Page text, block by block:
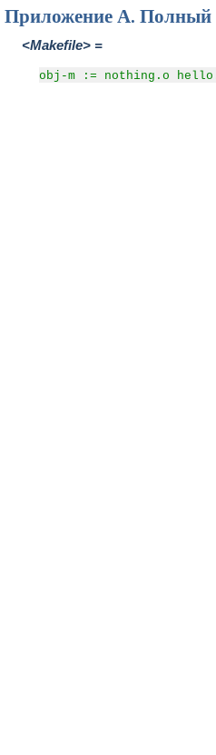
Приложение А. Полный
<Makefile> =
obj-m := nothing.o